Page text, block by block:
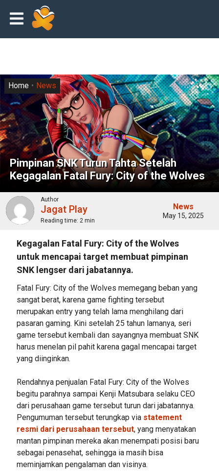
Pimpinan SNK Turun Tahta Setelah
Kegagalan Fatal Fury: City of the Wolves
Home News
Author
Jagat Play
Reading time: 2 min
News
May 15, 2025
Kegagalan Fatal Fury: City of the Wolves
untuk mencapai target membuat pimpinan
SNK lengser dari jabatannya.
Fatal Fury: City of the Wolves memegang beban yang
sangat berat, karena game fighting tersebut
merupakan entry yang telah lama menghilang dari
pasaran gaming. Kini setelah 25 tahun lamanya, seri
game tersebut kembali dan sayangnya membuat SNK
harus menelan pil pahit karena gagal mencapai target
yang diinginkan.
Rendahnya penjualan Fatal Fury: City of the Wolves
begitu parahnya sampai Kenji Matsubara selaku CEO
dari perusahaan game tersebut turun dari jabatannya.
Pengumuman tersebut terungkap via statement
resmi dari perusahaan tersebut, yang menyatakan
mantan pimpinan mereka akan menempati posisi baru
sebagai penasehat, sehingga ia masih bisa
meminjamkan pengalaman dan visinya.